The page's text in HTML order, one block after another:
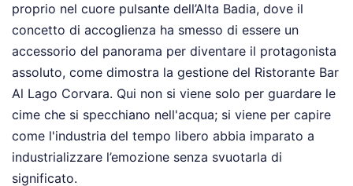
proprio nel cuore pulsante dell’Alta Badia, dove il
concetto di accoglienza ha smesso di essere un
accessorio del panorama per diventare il protagonista
assoluto, come dimostra la gestione del Ristorante Bar
Al Lago Corvara. Qui non si viene solo per guardare le
cime che si specchiano nell'acqua; si viene per capire
come l'industria del tempo libero abbia imparato a
industrializzare l’emozione senza svuotarla di
significato.